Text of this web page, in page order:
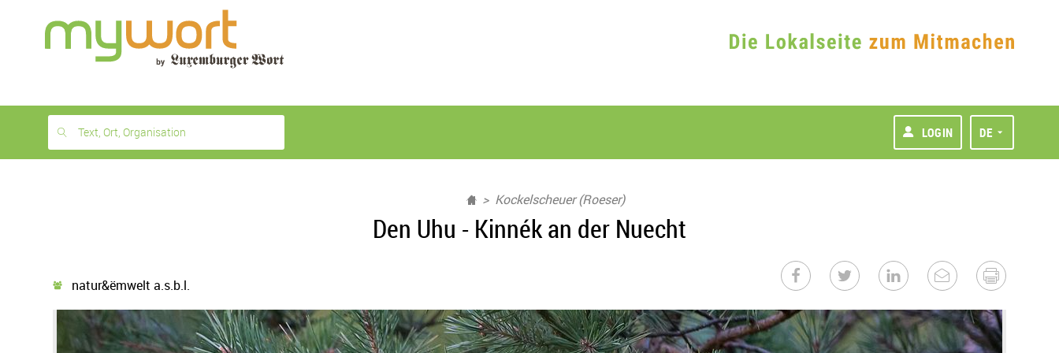
month
free
Text, Ort, Organisation LOGIN DE
Kockelscheuer (Roeser)
Den Uhu - Kinnék an der Nuecht
natur&ëmwelt a.s.b.l.